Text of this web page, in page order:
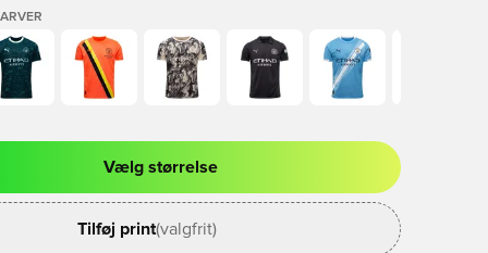
til at logge ind eller tilmelde dig som medlem
Vælg størrelse
Tilføj print(valgfrit)